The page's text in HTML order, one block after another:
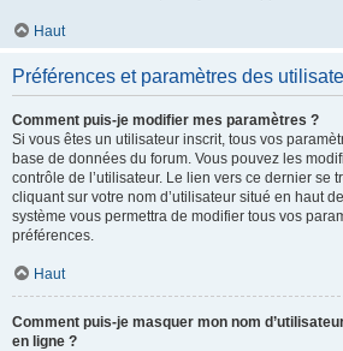
Haut
Préférences et paramètres des
Comment puis-je modifier mes paramètres ?
Si vous êtes un utilisateur inscrit, tous vos
base de données du forum. Vous pouvez les
contrôle de l’utilisateur. Le lien vers ce dernier se
cliquant sur votre nom d’utilisateur situé en haut
système vous permettra de modifier tous vos
préférences.
Haut
Comment puis-je masquer mon nom
en ligne ?